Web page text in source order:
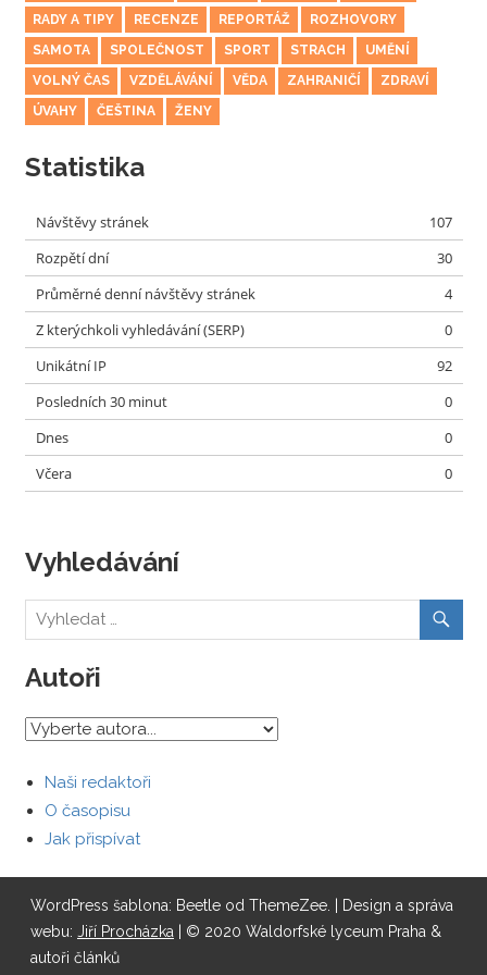
RADY A TIPY RECENZE REPORTÁŽ ROZHOVORY
SAMOTA SPOLEČNOST SPORT STRACH UMĚNÍ
VOLNÝ ČAS VZDĚLÁVÁNÍ VĚDA ZAHRANIČÍ ZDRAVÍ
ÚVAHY ČEŠTINA ŽENY
Statistika
Návštěvy stránek
107
Rozpětí dní
30
Průměrné denní návštěvy stránek
4
Z kterýchkoli vyhledávání (SERP)
0
Unikátní IP
92
Posledních 30 minut
0
Dnes
0
Včera
0
Vyhledávání
Autoři
Naši redaktoři
O časopisu
Jak přispívat
WordPress šablona: Beetle od ThemeZee.
| Design a správa
webu: Jiří Procházka | © 2020 Waldorfské lyceum Praha &
autoři článků